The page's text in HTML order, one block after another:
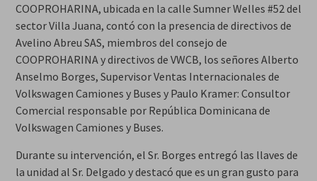
COOPROHARINA, ubicada en la calle Sumner Welles #52 del
sector Villa Juana, contó con la presencia de directivos de
Avelino Abreu SAS, miembros del consejo de
COOPROHARINA y directivos de VWCB, los señores Alberto
Anselmo Borges, Supervisor Ventas Internacionales de
Volkswagen Camiones y Buses y Paulo Kramer: Consultor
Comercial responsable por República Dominicana de
Volkswagen Camiones y Buses.
Durante su intervención, el Sr. Borges entregó las llaves de
la unidad al Sr. Delgado y destacó que es un gran gusto para